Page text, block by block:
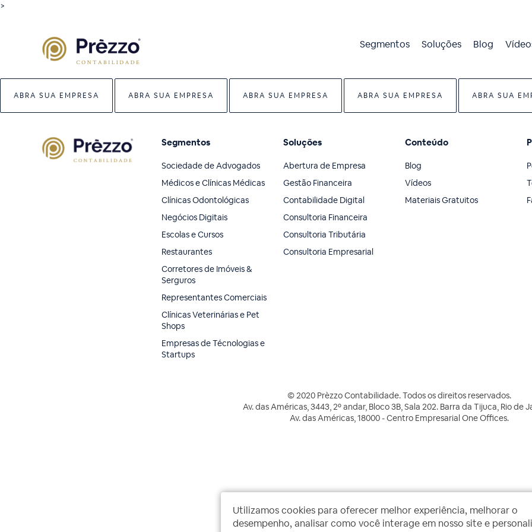
>
Utilizamos cookies para oferecer melhor experiência, melhorar o
desempenho, analisar como você interage em nosso site e
Segmentos Soluções Blog
ABRA SUA EMPRESA ABRA SUA EMPRESA ABRA SUA EMPRESA ABRA SUA EMPRESA ABRA SUA
Segmentos
Sociedade de Advogados
Médicos e Clínicas Médicas
Clínicas Odontológicas
Negócios Digitais
Escolas e Cursos
Restaurantes
Corretores de Imóveis &
Serguros
Representantes Comerciais
Clínicas Veterinárias e Pet
Shops
Empresas de Técnologias e
Startups
Soluções
Abertura de Empresa
Gestão Financeira
Contabilidade Digital
Consultoria Financeira
Consultoria Tributária
Consultoria Empresarial
Conteúdo
Blog
Vídeos
Materiais Gratuitos
© 2020 Prèzzo Contabilidade. Todos os direitos reservados.
Av. das Américas, 3443, 2º andar, Bloco 3B, Sala 202. Barra da Tijuca, Rio de
Av. das Américas, 18000 - Centro Empresarial One Offices.